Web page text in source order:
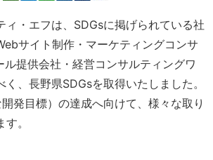
・エフは、SDGsに掲げられている社
サイト制作・マーケティングコンサ
ル提供会社・経営コンサルティングワ
、長野県SDGsを取得いたしました。
発目標）の達成へ向けて、様々な取り
。